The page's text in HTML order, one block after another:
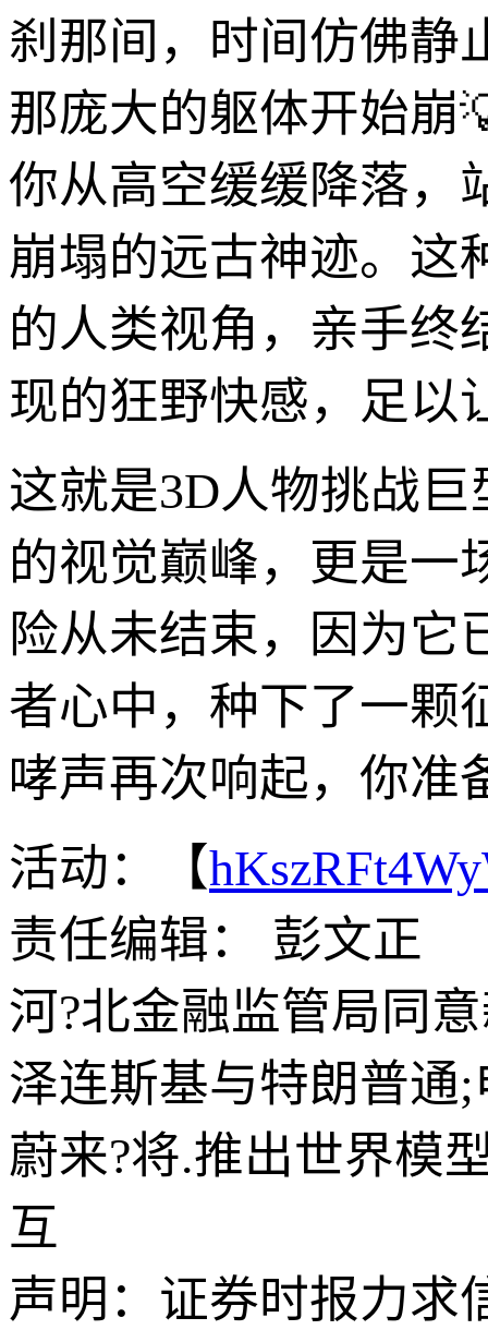
刹那间，时间仿佛静
那庞大的躯体开始崩
你从高空缓缓降落，
崩塌的远古神迹。这
的人类视角，亲手终
现的狂野快感，足以
这就是3D人物挑战
的视觉巅峰，更是一
险从未结束，因为它
者心中，种下了一颗
哮声再次响起，你准
活动：【
责任编辑： 彭文正
河?北金融监管局同
泽连斯基与特朗普通
蔚来?将.推出世界模
互
声明：证券时报力求